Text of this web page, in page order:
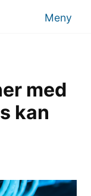
Meny
med
kan